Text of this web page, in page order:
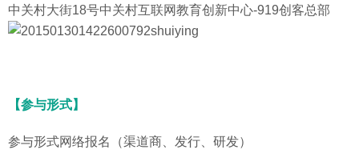
中关村大街18号中关村互联网教育创新中心-919创客总部
【参与形式】
参与形式网络报名（渠道商、发行、研发）